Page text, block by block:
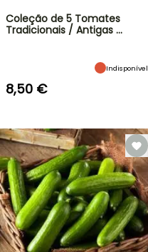
Coleção de 5 Tomates
Tradicionais / Antigas …
Indisponível
8,50 €